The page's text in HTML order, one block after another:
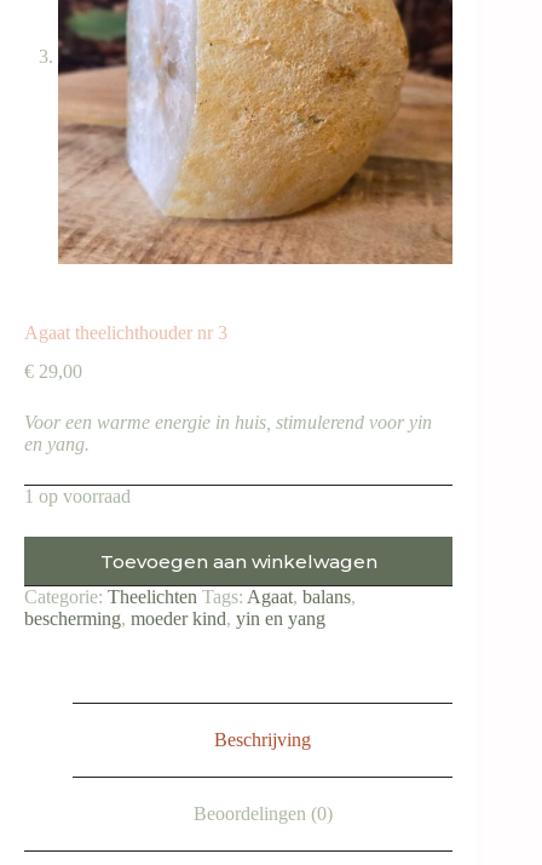
Agaat theelichthouder nr 3
€ 29,00
Voor een warme energie in huis, stimulerend voor yin
en yang.
1 op voorraad
Toevoegen aan winkelwagen
Categorie: Theelichten Tags: Agaat, balans,
bescherming, moeder kind, yin en yang
Beschrijving
Beoordelingen (0)